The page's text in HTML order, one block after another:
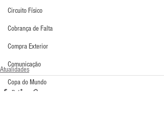
Circuito Físico
Cobrança de Falta
Compra Exterior
Comunicação
Copa do Mundo
Atualidades